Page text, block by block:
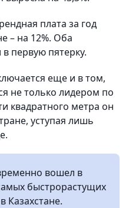
плата за год
– на 12%. Оба
первую пятерку.
еще и в том,
не только лидером по
квадратного метра он
уступая лишь
вошел в
быстрорастущих
Казахстане.